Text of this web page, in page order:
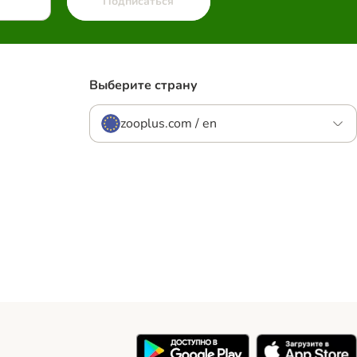
Выберите страну
zooplus.com / en